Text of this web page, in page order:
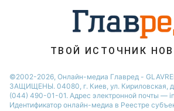
ТВОЙ ИСТОЧНИК
©2002-2026, Онлайн-медиа Главред -
ЗАЩИЩЕНЫ. 04080, г. Киев, ул. Кириловская,
(044) 490-01-01. Адрес электронной почты —
Идентификатор онлайн-медиа в Реестре